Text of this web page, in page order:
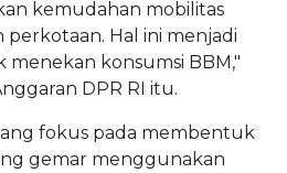
kemudahan mobilitas
perkotaan. Hal ini menjadi
menekan konsumsi BBM,"
DPR RI itu.
fokus pada membentuk
gemar menggunakan